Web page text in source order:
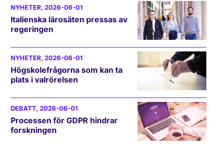
NYHETER, 2026-06-01
Italienska lärosäten pressas av
regeringen
NYHETER, 2026-06-01
Högskolefrågorna som kan ta
plats i valrörelsen
DEBATT, 2026-06-01
Processen för GDPR hindrar
forskningen